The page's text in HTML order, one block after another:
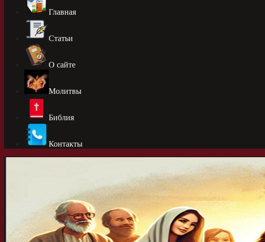
Главная
Статьи
О сайте
Молитвы
Библия
Контакты